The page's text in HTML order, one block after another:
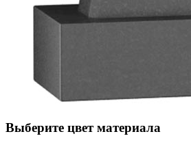
Выберите цвет материала